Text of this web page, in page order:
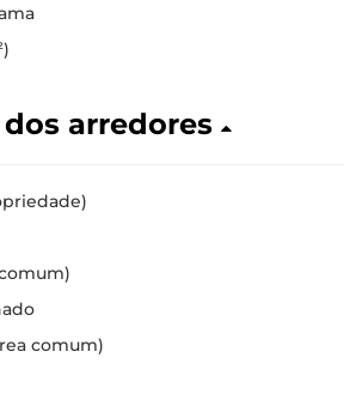
arredores
comum)